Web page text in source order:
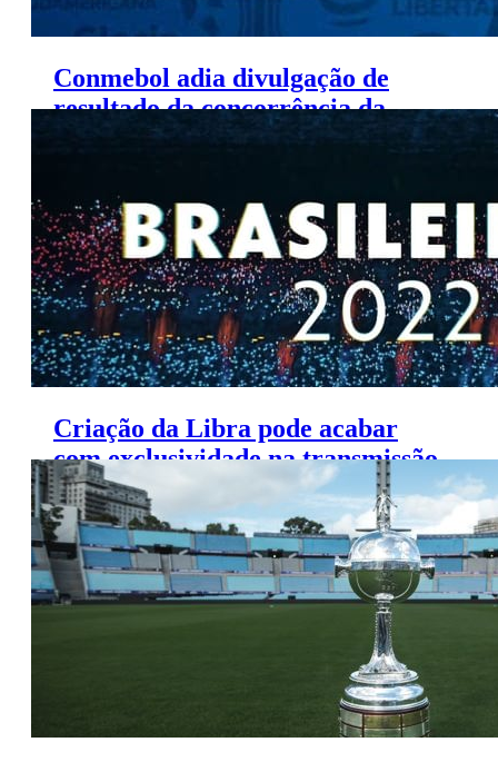
Conmebol adia divulgação de
resultado da concorrência da
Libertadores
Criação da Libra pode acabar
com exclusividade na transmissão
do Campeonato Brasileiro